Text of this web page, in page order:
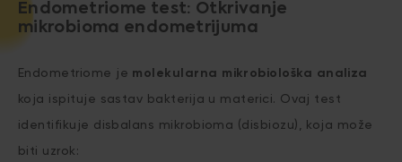
Endometriome test: Otkrivanje
mikrobioma endometrijuma
Endometriome je molekularna mikrobiološka analiza
koja ispituje sastav bakterija u materici. Ovaj test
identifikuje disbalans mikrobioma (disbiozu), koja može
biti uzrok: